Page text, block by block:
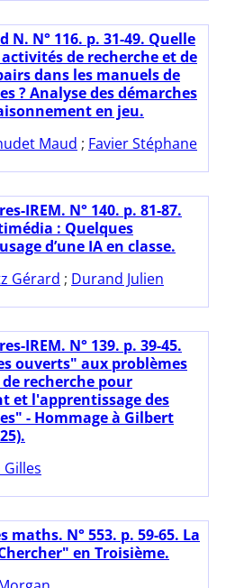
N. N° 116. p. 31-49. Quelle
de recherche et de
dans les manuels de
? Analyse des démarches
en jeu.
Maud ; Favier Stéphane
IREM. N° 140. p. 81-87.
: Quelques
d’une IA en classe.
Gérard ; Durand Julien
IREM. N° 139. p. 39-45.
ouverts" aux problèmes
recherche pour
et l'apprentissage des
- Hommage à Gilbert
maths. N° 553. p. 59-65. La
en Troisième.